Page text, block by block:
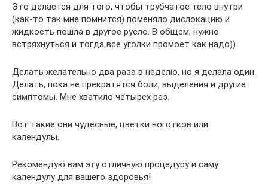
Это делается для того, чтобы трубчатое тело внутри
(как-то так мне помнится) поменяло дислокацию и
жидкость пошла в другое русло. В общем, нужно
встряхнуться и тогда все уголки промоет как надо))
Делать желательно два раза в неделю, но я делала один.
Делать, пока не прекратятся боли, выделения и другие
симптомы. Мне хватило четырех раз.
Вот такие они чудесные, цветки ноготков или
календулы.
Рекомендую вам эту отличную процедуру и саму
календулу для вашего здоровья!